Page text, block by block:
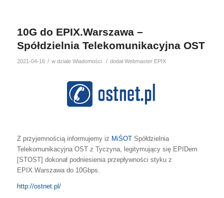
10G do EPIX.Warszawa –
Spółdzielnia Telekomunikacyjna OST
2021-04-16 / w dziale Wiadomości / dodałWebmaster EPIX
Z przyjemnością informujemy iż MiŚOTSpółdzielnia
Telekomunikacyjna OST z Tyczyna, legitymujący się EPIDem
[STOST] dokonał podniesienia przepływności styku z
EPIX.Warszawa do 10Gbps.
http://ostnet.pl/